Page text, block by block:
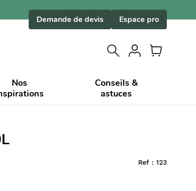
Demande de devis Espace pro
Nos
Conseils &
astuces
Ref : 123